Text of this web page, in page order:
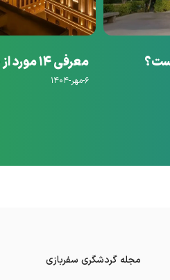
معرفی ۱۴ مورد از جدیدترین هتل های مشهد
۶-مهر-۱۴۰۴
مجله گردشگری سفربازی